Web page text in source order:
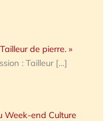
de pierre. »
: Tailleur […]
Week-end Culture